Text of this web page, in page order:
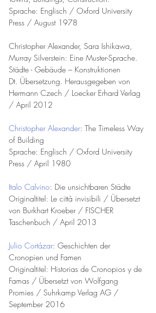
Sprache: Englisch / Oxford University
Press / August 1978
Christopher Alexander, Sara Ishikawa,
Murray Silverstein: Eine Muster-Sprache.
Städte - Gebäude – Konstruktionen
Dt. Übersetzung. Herausgegeben von
Hermann Czech / Loecker Erhard Verlag
/ April 2012
Christopher Alexander: The Timeless Way
of Building
Sprache: Englisch / Oxford University
Press / April 1980
Italo Calvino: Die unsichtbaren Städte
Originaltitel: Le città invisibili / Übersetzt
von Burkhart Kroeber / FISCHER
Taschenbuch / April 2013
Julio Cortázar: Geschichten der
Cronopien und Famen
Originaltitel: Historias de Cronopios y de
Famas / Übersetzt von Wolfgang
Promies / Suhrkamp Verlag AG /
September 2016